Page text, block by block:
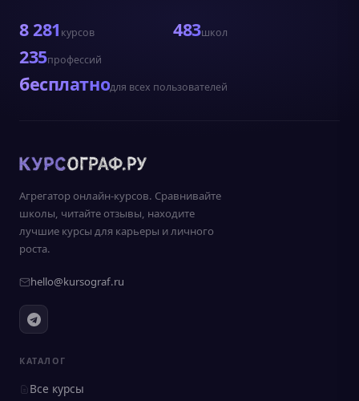
8 281 курсов 483школ
235профессий
бесплатнодля всех пользователей
Агрегатор онлайн-курсов. Сравнивайте
школы, читайте отзывы, находите
лучшие курсы для карьеры и личного
роста.
hello@kursograf.ru
КАТАЛОГ
Все курсы